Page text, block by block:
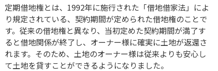
定期借地権とは、1992年に施行された「借地借家法」によ
り規定されている、契約期間が定められた借地権のことで
す。従来の借地権と異なり、当初定めた契約期間が満了す
ると借地関係が終了し、オーナー様に確実に土地が返還さ
れます。そのため、土地のオーナー様は従来よりも安心し
て土地を貸すことができるようになりました。